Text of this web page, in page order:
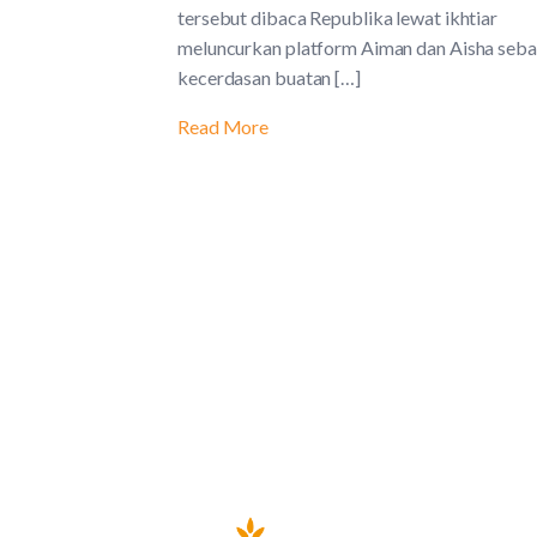
tersebut dibaca Republika lewat ikhtiar
meluncurkan platform Aiman dan Aisha
kecerdasan buatan […]
Read More